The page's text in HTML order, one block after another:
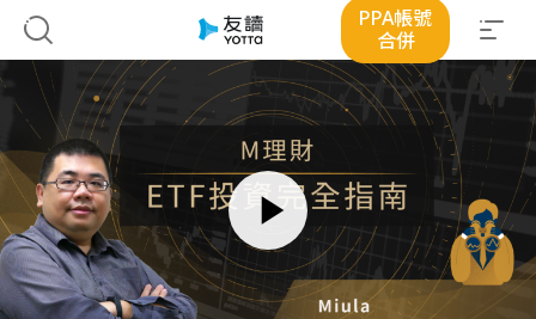
PPA帳號
合併